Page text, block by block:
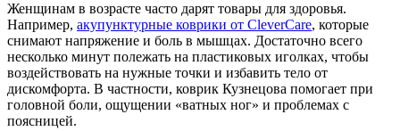
Женщинам в возрасте часто дарят товары для здоровья.
Например, акупунктурные коврики от CleverCare, которые
снимают напряжение и боль в мышцах. Достаточно всего
несколько минут полежать на пластиковых иголках, чтобы
воздействовать на нужные точки и избавить тело от
дискомфорта. В частности, коврик Кузнецова помогает при
головной боли, ощущении «ватных ног» и проблемах с
поясницей.